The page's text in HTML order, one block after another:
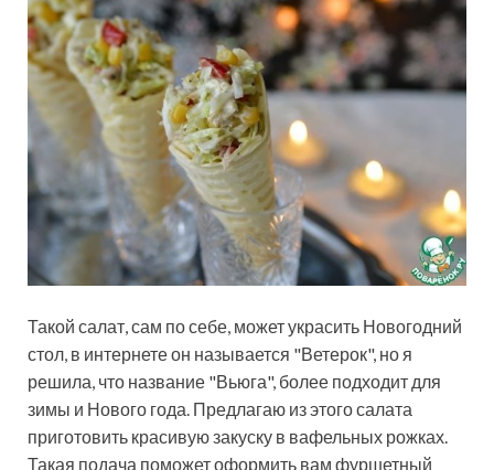
Такой салат, сам по себе, может украсить Новогодний
стол, в интернете он называется "Ветерок", но я
решила, что название "Вьюга", более подходит для
зимы и Нового года. Предлагаю из этого салата
приготовить красивую закуску в вафельных рожках.
Такая подача поможетоформить вам фуршетный